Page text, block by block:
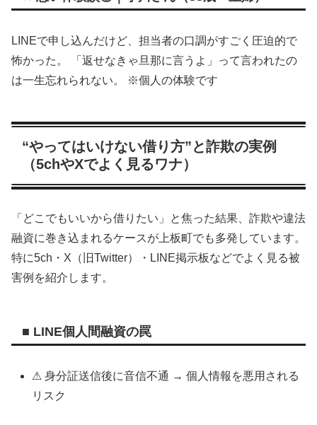
LINEで申し込んだけど、担当者の口調がすごく圧迫的で
怖かった。 「返せなきゃ旦那に言うよ」って言われたの
は一生忘れられない。 ※個人の体験です
“やってはいけない借り方”と詐欺の実例
（5chやXでよく見るワナ）
「どこでもいいから借りたい」と焦った結果、詐欺や違法
融資に巻き込まれるケースが上板町でも多発しています。
特に5ch・X（旧Twitter）・LINE掲示板などでよく見る被
害例を紹介します。
■ LINE個人間融資の罠
⚠ 身分証送信後に音信不通 → 個人情報を悪用される
リスク